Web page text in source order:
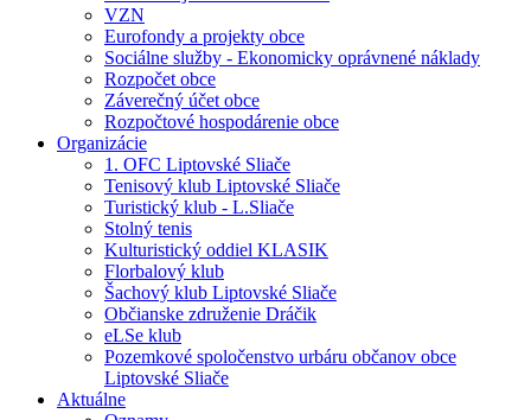
VZN
Eurofondy a projekty obce
Sociálne služby - Ekonomicky oprávnené náklady
Rozpočet obce
Záverečný účet obce
Rozpočtové hospodárenie obce
Organizácie
1. OFC Liptovské Sliače
Tenisový klub Liptovské Sliače
Turistický klub - L.Sliače
Stolný tenis
Kulturistický oddiel KLASIK
Florbalový klub
Šachový klub Liptovské Sliače
Občianske združenie Dráčik
eLSe klub
Pozemkové spoločenstvo urbáru občanov obce
Liptovské Sliače
Aktuálne